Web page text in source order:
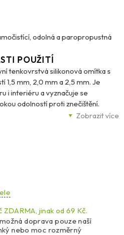
odolná a paropropustná
Zobrazit více
POUŽITÍ
tenkovrstvá silikonová omítka s
1,5 mm, 2,0 mm a 2,5 mm. Je
i interiéru a vyznačuje se
odolností proti znečištění.
s nízkou nasákavostí a zároveň
vysokou odolnost proti
Díky vysoké stálosti barev
dlouhé době. Technologie
a využívá se také jako
systémech Ceresit
EPS nebo MW. Balení: 25 kg.
jinak od 69 Kč.
doprava pouze naší
nebo moc rozměrný